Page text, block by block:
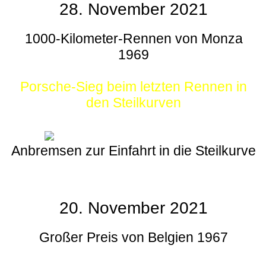
28. November 2021
1000-Kilometer-Rennen von Monza
1969
Porsche-Sieg beim letzten Rennen in
den Steilkurven
Anbremsen zur Einfahrt in die Steilkurve
20. November 2021
Großer Preis von Belgien 1967